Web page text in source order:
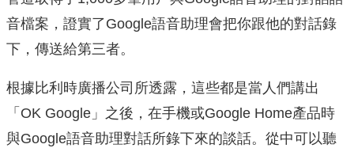
音檔案，證實了Google語音助理會把你跟他的對話錄
下，傳送給第三者。
根據比利時廣播公司所透露，這些都是當人們講出
「OK Google」之後，在手機或Google Home產品時
與Google語音助理對話所錄下來的談話。從中可以聽